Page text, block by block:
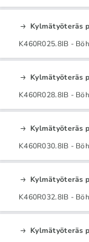
Kylmätyöteräs
K460R025.8IB -
Kylmätyöteräs
K460R028.8IB -
Kylmätyöteräs
K460R030.8IB -
Kylmätyöteräs
K460R032.8IB -
Kylmätyöteräs